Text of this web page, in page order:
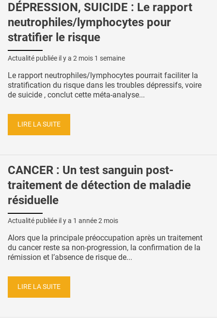
DÉPRESSION, SUICIDE : Le rapport
neutrophiles/lymphocytes pour
stratifier le risque
Actualité publiée il y a 2 mois 1 semaine
Le rapport neutrophiles/lymphocytes pourrait faciliter la
stratification du risque dans les troubles dépressifs, voire
de suicide , conclut cette méta-analyse...
LIRE LA SUITE
CANCER : Un test sanguin post-
traitement de détection de maladie
résiduelle
Actualité publiée il y a 1 année 2 mois
Alors que la principale préoccupation après un traitement
du cancer reste sa non-progression, la confirmation de la
rémission et l’absence de risque de...
LIRE LA SUITE